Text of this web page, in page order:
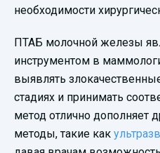
необходимости
ПТАБ молочной железы
инструментом в
выявлять
стадиях и принимать
метод отлично дополняет
методы, такие как